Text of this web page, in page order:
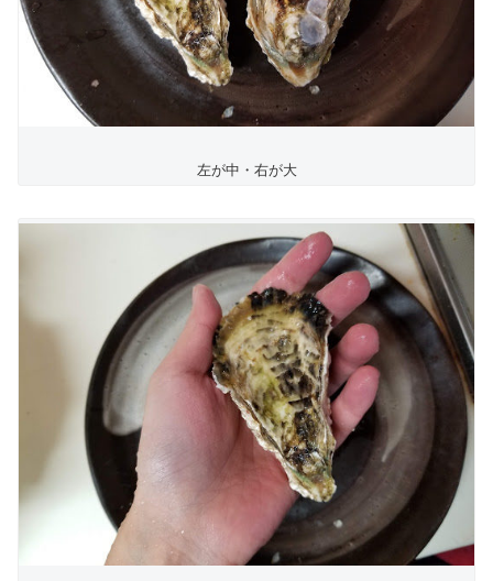
左が中・右が大